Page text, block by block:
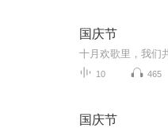
国庆节
10 465
国庆节